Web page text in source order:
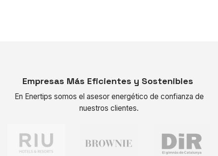
Empresas Más Eficientes y Sostenibles
En Enertips somos el asesor energético de confianza de
nuestros clientes.